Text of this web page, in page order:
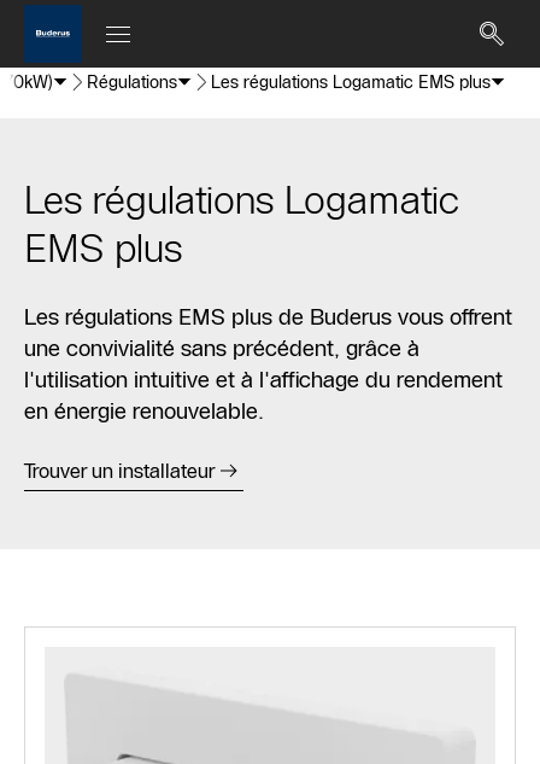
Régulations Les régulations Logamatic EMS plus
Les régulations Logamatic
EMS plus
Les régulations EMS plus de Buderus vous offrent
une convivialité sans précédent, grâce à
l'utilisation intuitive et à l'affichage du rendement
en énergie renouvelable.
Trouver un installateur